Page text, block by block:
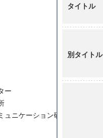
ー
ュニケーション研究所
タイトル
別タイトル